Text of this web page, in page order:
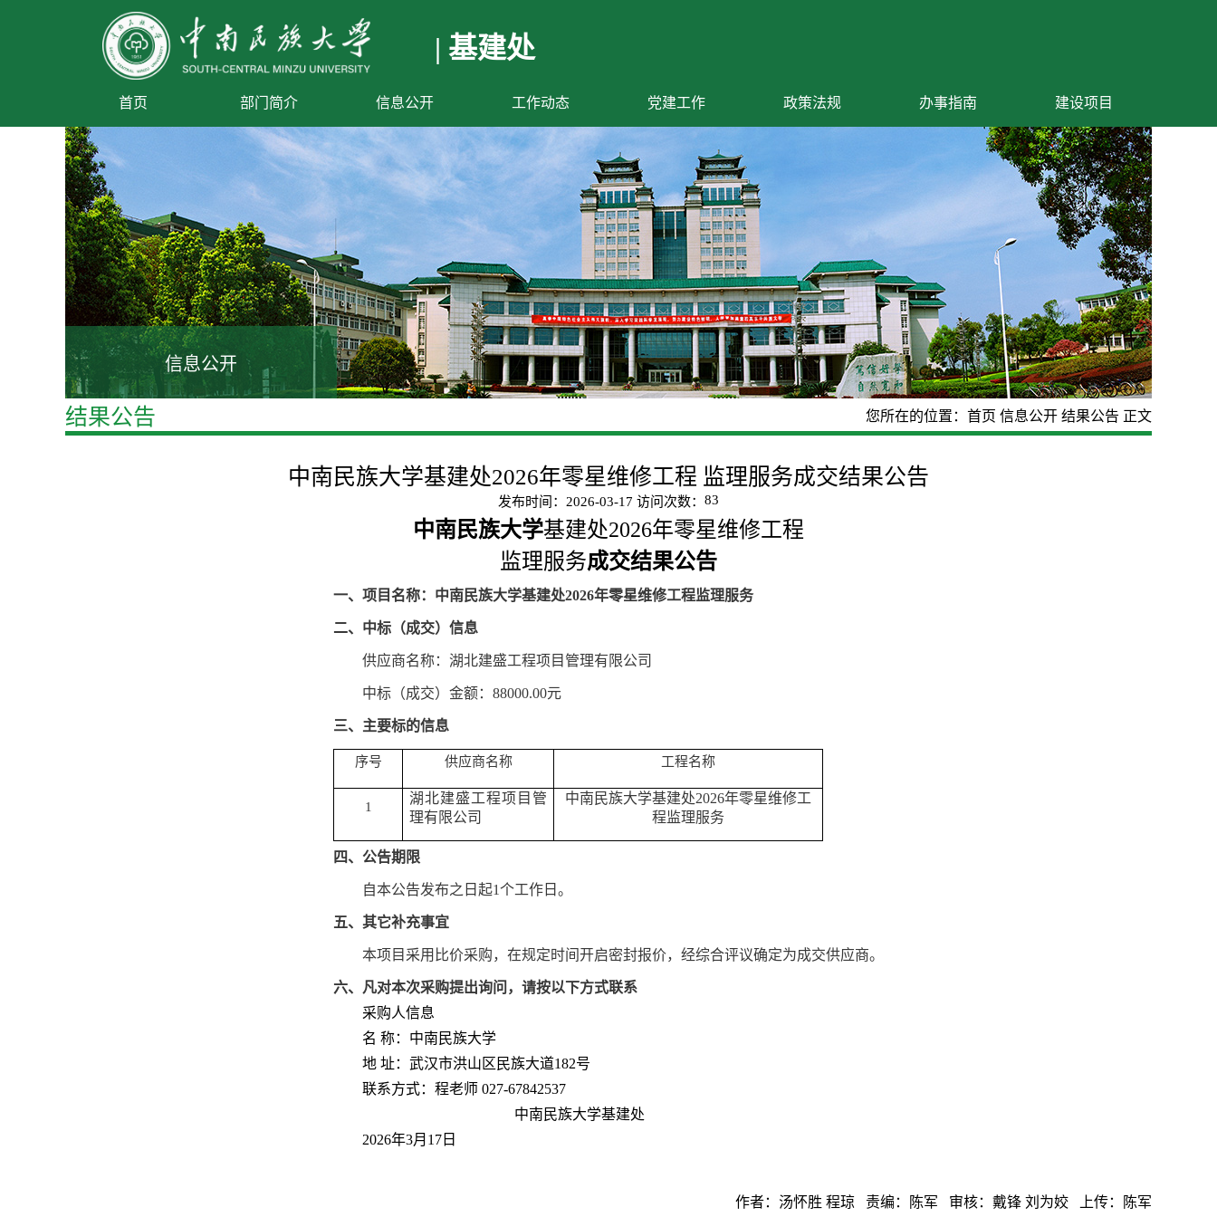
| 基建处
首页 部门简介 信息公开 工作动态 党建工作 政策法规 办事指南 建设项目
信息公开
结果公告 您所在的位置： 首页 信息公开 结果公告 正文
中南民族大学基建处2026年零星维修工程 监理服务成交结果公告
发布时间：2026-03-17 访问次数： 83
中南民族大学基建处2026年零星维修工程
监理服务成交结果公告
一、 项目名称： 中南民族大学基建处2026年零星维修工程监理服务
二、 中标（成交）信息
供应商名称： 湖北建盛工程项目管理有限公司
中标（成交）金额： 88000.00元
三、主要标的信息
序号 供应商名称 工程名称
1
湖北建盛工程项目管
理有限公司
中南民族大学基建处2026年零星维修工
程监理服务
四、公告期限
自本公告发布之日起1个工作日。
五、其它补充事宜
本项目采用 比价采购，在规定时间开启密封报价， 经综合评议确定为成交供应商。
六、凡对本次采购提出询问，请按以下方式联系
采购人信息
名 称：中南民族大学
地 址：武汉市洪山区民族大道182号
联系方式： 程老师 027-67842537
中南民族大学基建处
2026年3月 17 日
作者：汤怀胜 程琼 责编：陈军 审核：戴锋 刘为姣 上传：陈军